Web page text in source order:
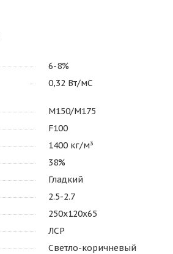
6-8%
0,32 Вт/мС
М150/M175
F100
1400 кг/м³
38%
Гладкий
2.5-2.7
250x120х65
ЛСР
Светло-коричневый